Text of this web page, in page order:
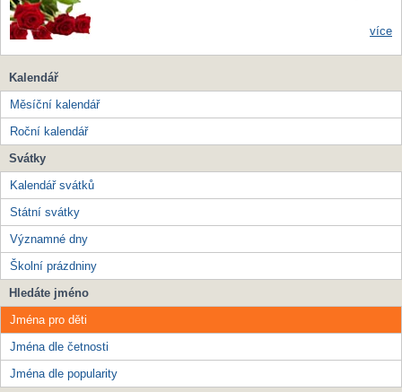
více
Kalendář
Měsíční kalendář
Roční kalendář
Svátky
Kalendář svátků
Státní svátky
Významné dny
Školní prázdniny
Hledáte jméno
Jména pro děti
Jména dle četnosti
Jména dle popularity